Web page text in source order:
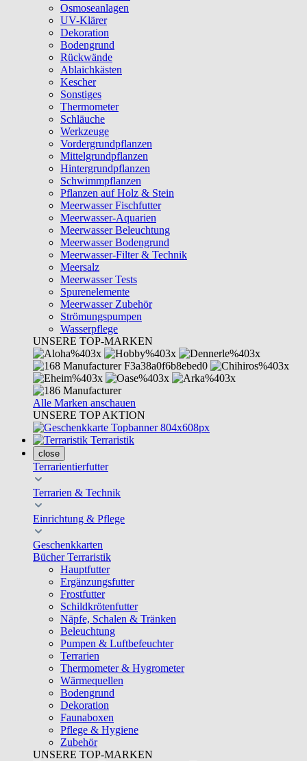
Osmoseanlagen
UV-Klärer
Dekoration
Bodengrund
Rückwände
Ablaichkästen
Kescher
Sonstiges
Thermometer
Schläuche
Werkzeuge
Vordergrundpflanzen
Mittelgrundpflanzen
Hintergrundpflanzen
Schwimmpflanzen
Pflanzen auf Holz & Stein
Meerwasser Fischfutter
Meerwasser-Aquarien
Meerwasser Beleuchtung
Meerwasser Bodengrund
Meerwasser-Filter & Technik
Meersalz
Meerwasser Tests
Spurenelemente
Meerwasser Zubehör
Strömungspumpen
Wasserpflege
UNSERE TOP-MARKEN
Alle Marken anschauen
UNSERE TOP AKTION
Terraristik
close
Terrarientierfutter
Terrarien & Technik
Einrichtung & Pflege
Geschenkkarten
Bücher Terraristik
Hauptfutter
Ergänzungsfutter
Frostfutter
Schildkrötenfutter
Näpfe, Schalen & Tränken
Beleuchtung
Pumpen & Luftbefeuchter
Terrarien
Thermometer & Hygrometer
Wärmequellen
Bodengrund
Dekoration
Faunaboxen
Pflege & Hygiene
Zubehör
UNSERE TOP-MARKEN